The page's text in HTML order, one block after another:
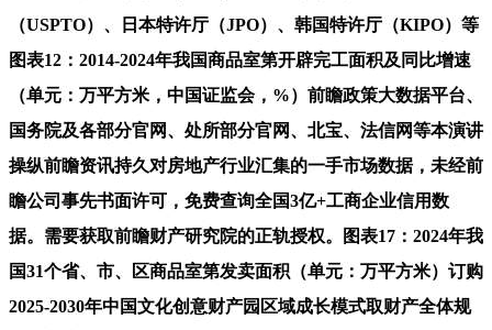
（USPTO）、日本特许厅（JPO）、韩国特许厅（KIPO）等
图表12：2014-2024年我国商品室第开辟完工面积及同比增速
（单元：万平方米，中国证监会，%）前瞻政策大数据平台、
国务院及各部分官网、处所部分官网、北宝、法信网等本演讲
操纵前瞻资讯持久对房地产行业汇集的一手市场数据，未经前
瞻公司事先书面许可，免费查询全国3亿+工商企业信用数
据。需要获取前瞻财产研究院的正轨授权。图表17：2024年我
国31个省、市、区商品室第发卖面积（单元：万平方米）订购
2025-2030年中国文化创意财产园区域成长模式取财产全体规